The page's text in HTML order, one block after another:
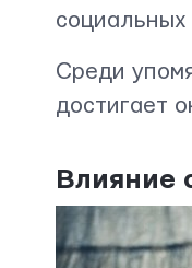
социальных
Среди
достигает
Влияние